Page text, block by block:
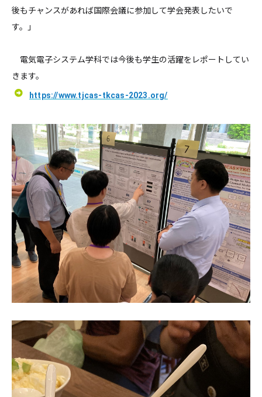
後もチャンスがあれば国際会議に参加して学会発表したいで
す。」
電気電子システム学科では今後も学生の活躍をレポートしてい
きます。
https://www.tjcas-tkcas-2023.org/